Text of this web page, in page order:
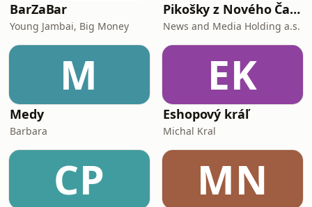
BarZaBar
Young Jambai, Big Money
Pikošky z Nového Času
News and Media Holding a.s.
M
Medy
Barbara
EK
Eshopový kráľ
Michal Kral
CP MN